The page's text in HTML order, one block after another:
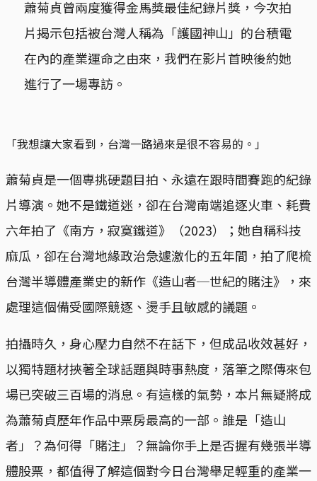
蕭菊貞曾兩度獲得金馬獎最佳紀錄片獎，今次拍
片揭示包括被台灣人稱為「護國神山」的台積電
在內的產業運命之由來，我們在影片首映後約她
進行了一場專訪。
「我想讓大家看到，台灣一路過來是很不容易的。」
蕭菊貞是一個專挑硬題目拍、永遠在跟時間賽跑的紀錄
片導演。她不是鐵道迷，卻在台灣南端追逐火車、耗費
六年拍了《南方，寂寞鐵道》（2023）；她自稱科技
麻瓜，卻在台灣地緣政治急遽激化的五年間，拍了爬梳
台灣半導體產業史的新作《造山者─世紀的賭注》，來
處理這個備受國際競逐、燙手且敏感的議題。
拍攝時久，身心壓力自然不在話下，但成品收效甚好，
以獨特題材挾著全球話題與時事熱度，落筆之際傳來包
場已突破三百場的消息。有這樣的氣勢，本片無疑將成
為蕭菊貞歷年作品中票房最高的一部。誰是「造山
者」？為何得「賭注」？無論你手上是否握有幾張半導
體股票，都值得了解這個對今日台灣舉足輕重的產業一